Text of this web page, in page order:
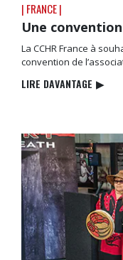
| FRANCE |
Une
La CCHR France à
convention de
LIRE DAVANTAGE ▶